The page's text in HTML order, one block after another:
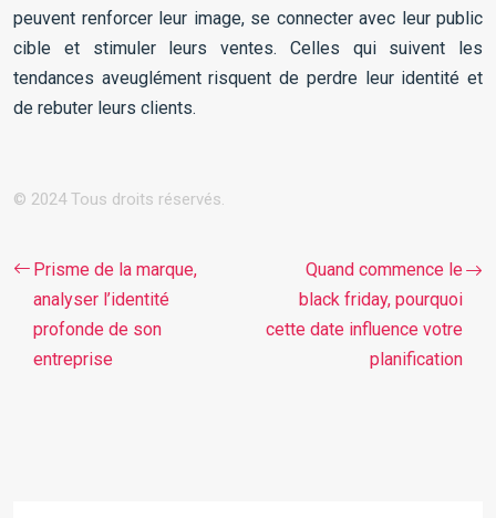
peuvent renforcer leur image, se connecter avec leur public
cible et stimuler leurs ventes. Celles qui suivent les
tendances aveuglément risquent de perdre leur identité et
de rebuter leurs clients.
© 2024 Tous droits réservés.
Prisme de la marque,
analyser l’identité
profonde de son
entreprise
Quand commence le
black friday, pourquoi
cette date influence votre
planification